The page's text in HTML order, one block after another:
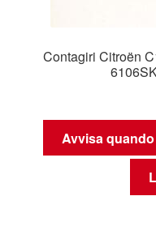
Contagiri Citroën
Avvisa